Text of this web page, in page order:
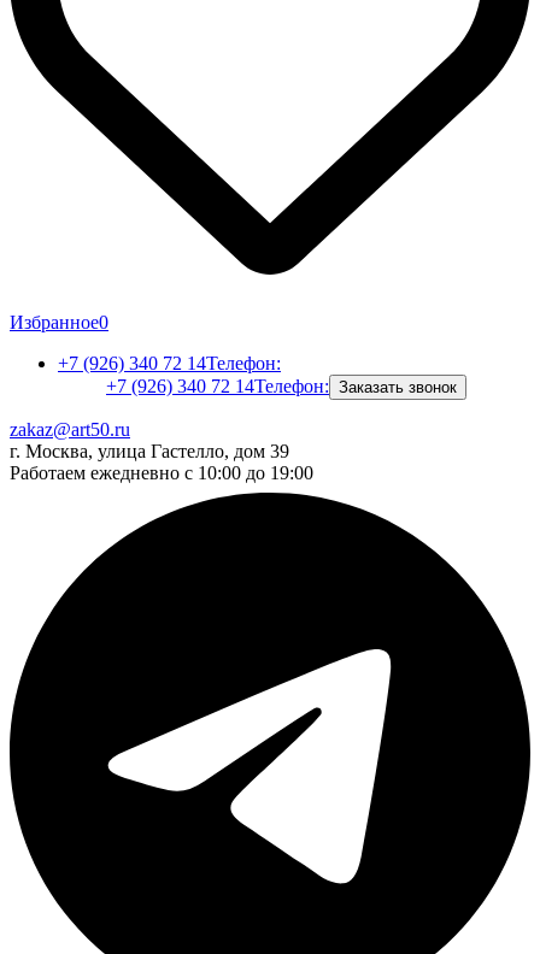
Избранное0
+7 (926) 340 72 14Телефон:
+7 (926) 340 72 14Телефон: Заказать звонок
zakaz@art50.ru
г. Москва, улица Гастелло, дом 39
Работаем ежедневно с 10:00 до 19:00